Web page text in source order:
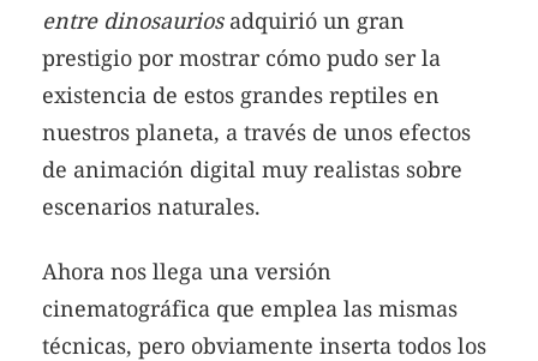
entre dinosauriosadquirió un gran
prestigio por mostrar cómo pudo ser la
existencia de estos grandes reptiles en
nuestros planeta, a través de unos efectos
de animación digital muy realistas sobre
escenarios naturales.
Ahora nos llega una versión
cinematográfica que emplea las mismas
técnicas, pero obviamente inserta todos los